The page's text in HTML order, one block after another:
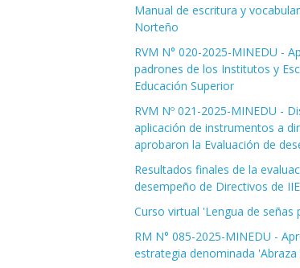
Manual de escritura y
Norteño
RVM N° 020-2025-MINEDU -
padrones de los Institutos y
Educación Superior
RVM Nº 021-2025-MINEDU -
aplicación de instrumentos a
aprobaron la Evaluación de
Resultados finales de la
desempeño de Directivos de
Curso virtual 'Lengua de señas
RM N° 085-2025-MINEDU -
estrategia denominada 'Abraza